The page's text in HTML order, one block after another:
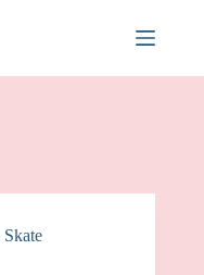
Skate